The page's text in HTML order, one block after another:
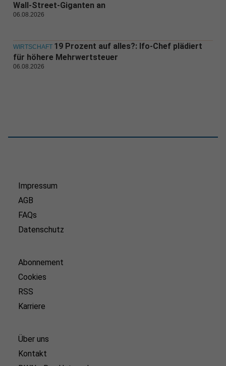
Wall-Street-Giganten an
06.08.2026
WIRTSCHAFT 19 Prozent auf alles?: Ifo-Chef plädiert
für höhere Mehrwertsteuer
06.08.2026
Impressum
AGB
FAQs
Datenschutz
Abonnement
Cookies
RSS
Karriere
Über uns
Kontakt